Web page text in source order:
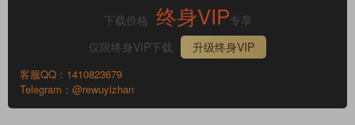
下载价格 终身VIP专享
仅限终身VIP下载
升级终身VIP
客服QQ：1410823679
Telegram：@rewuyizhan